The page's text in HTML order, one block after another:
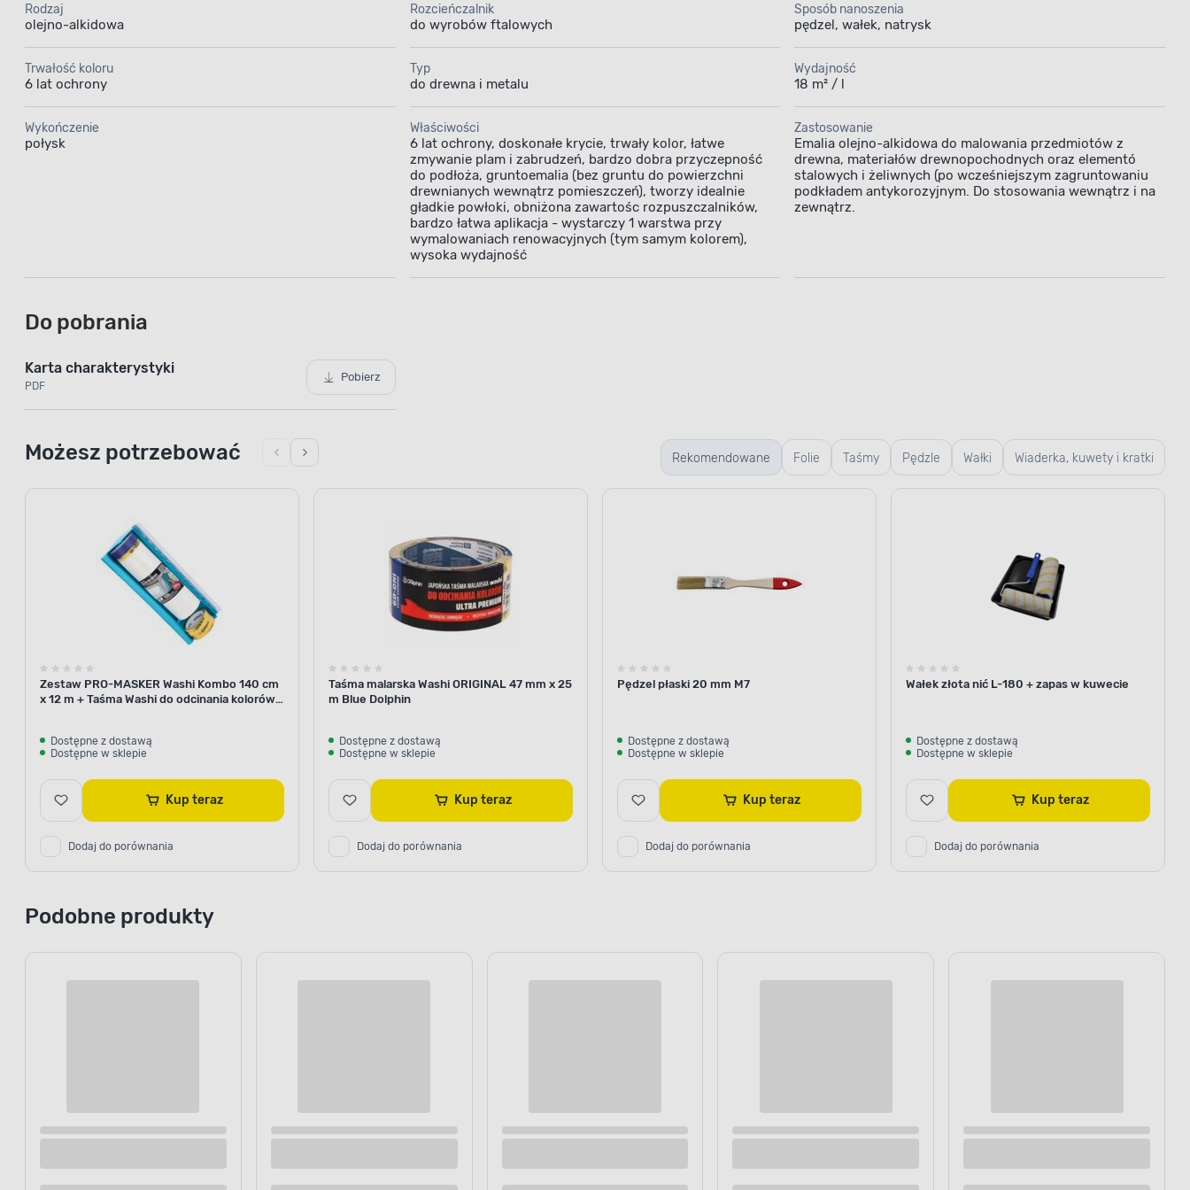
antykorozyjnym eksploatowanych wewnątrz i na zewnątrz
pomieszczeń. Po nałożeniu na powierzchni tworzy się elastyczna
powłoka odporna na czynniki atmosferyczne i mechaniczne, dzięki
czemu pomalowane elementy dobrze będą się prezentować przez
długi czas. Łatwa aplikacja i wysoki poziom krycia sprawiają
natomiast, że szybko uzyskasz odpowiednio intensywny kolor
bez nadmiernego chlapania. Produkt daje wykończenie w połysku,
a co ważniejsze, zapewnia 6 lat ochrony.
Emalia olejno-alkidowa Kremowy EMAKOL Dekoral 0,9
na malowanym podłożu tworzy się elastyczna powłoka
chroniąca przed zróżnicowanymi warunkami pogodowymi,
chemicznymi. Postaw na odpowiednią ochronę.
Wszechstronne zastosowanie
Rodzaj
olejno-alkidowa
Rozcieńczalnik
do wyrobów ftalowych
Sposób nanoszenia
pędzel, wałek, natrysk
Trwałość koloru
6 lat ochrony
Typ
do drewna i metalu
Wydajność
18 m² / l
Wykończenie
połysk
Właściwości
6 lat ochrony, doskonałe krycie, trwały kolor, łatwe
zmywanie plam i zabrudzeń, bardzo dobra przyczepność
do podłoża, gruntoemalia (bez gruntu do powierzchni
drewnianych wewnątrz pomieszczeń), tworzy idealnie
gładkie powłoki, obniżona zawartośc rozpuszczalników,
bardzo łatwa aplikacja - wystarczy 1 warstwa przy
wymalowaniach renowacyjnych (tym samym kolorem),
wysoka wydajność
Zastosowanie
Emalia olejno-alkidowa do malowania przedmiotów z
drewna, materiałów drewnopochodnych oraz elementó
stalowych i żeliwnych (po wcześniejszym zagruntowaniu
podkładem antykorozyjnym. Do stosowania wewnątrz i na
zewnątrz.
Do pobrania
Karta charakterystyki
PDF
Pobierz
Rekomendowane Folie Taśmy Pędzle Wałki Wiaderka, kuwety i kratki
Możesz potrzebować
Zestaw PRO-MASKER Washi Kombo 140 cm
x 12 m + Taśma Washi do odcinania kolorów
Dostępne z dostawą
Dostępne w sklepie
Kup teraz
Dodaj do porównania
Taśma malarska Washi ORIGINAL 47 mm x 25
m Blue Dolphin
Dostępne z dostawą
Dostępne w sklepie
Kup teraz
Dodaj do porównania
Pędzel płaski 20 mm M7
Dostępne z dostawą
Dostępne w sklepie
Kup teraz
Dodaj do porównania
Wałek złota nić L-180 + zapas w kuwecie
Dostępne z dostawą
Dostępne w sklepie
Kup teraz
Dodaj do porównania
Podobne produkty